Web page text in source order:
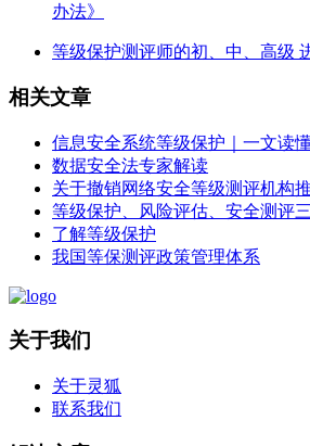
办法》
等级保护测评师的初、中、高级
相关文章
信息安全系统等级保护｜一文读
数据安全法专家解读
关于撤销网络安全等级测评机构
等级保护、风险评估、安全测评
了解等级保护
我国等保测评政策管理体系
关于我们
关于灵狐
联系我们